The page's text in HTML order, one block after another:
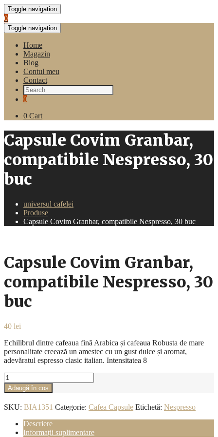
Toggle navigation
0
Toggle navigation
Home
Magazin
Blog
Contul meu
Contact
0
0 Cart
Capsule Covim Granbar,
compatibile Nespresso, 30
buc
universul cafelei
Produse
Capsule Covim Granbar, compatibile Nespresso, 30 buc
Capsule Covim Granbar,
compatibile Nespresso, 30
buc
40 lei
Echilibrul dintre cafeaua fină Arabica și cafeaua Robusta de mare
personalitate creează un amestec cu un gust dulce și aromat,
adevăratul espresso clasic italian. Intensitatea 8
Cantitate
Capsule
Covim
Granbar,
compatibile
Nespresso,
Adaugă în coș
SKU: BIA1351 Categorie: Cafea Capsule Etichetă: Nespresso
Descriere
Informații suplimentare